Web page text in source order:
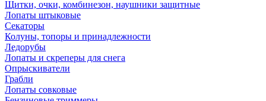
Щитки, очки, комбинезон, наушники защитные
Лопаты штыковые
Секаторы
Колуны, топоры и принадлежности
Ледорубы
Лопаты и скреперы для снега
Опрыскиватели
Грабли
Лопаты совковые